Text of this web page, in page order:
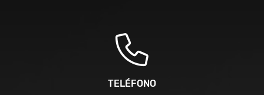
TELÉFONO